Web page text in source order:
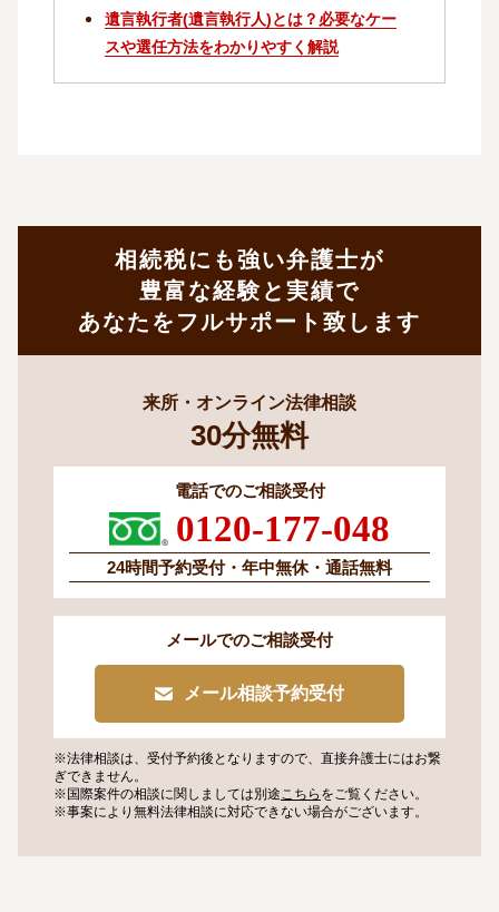
遺言執行者(遺言執行人)とは？必要なケー
スや選任方法をわかりやすく解説
相続税にも強い弁護士が
豊富な経験と実績で
あなたをフルサポート致します
来所・オンライン法律相談
30分無料
電話でのご相談受付
0120-177-048
24時間予約受付・ 年中無休・通話無料
メールでのご相談受付
メール相談予約受付
※法律相談は、受付予約後となりますので、 直接弁護士にはお繋
ぎできません。
※国際案件の相談に関しましては別途こちら をご覧ください。
※事案により無料法律相談に対応できない場合がございます。